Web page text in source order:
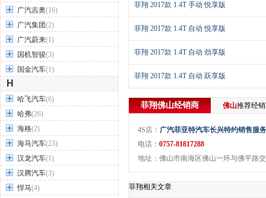
广汽吉奥(16)
广汽集团(2)
广汽蔚来(1)
国机智骏(3)
国金汽车(1)
H
哈飞汽车(6)
哈弗(26)
海格(2)
海马汽车(23)
汉龙汽车(1)
汉腾汽车(3)
悍马(4)
菲翔 2017款 1.4T 手动 悦享版
菲翔 2017款 1.4T 自动 悦享版
菲翔 2017款 1.4T 自动 劲享版
菲翔 2017款 1.4T 自动 跃享版
菲翔佛山经销商 佛山推荐经
4S店： 广汽菲亚特汽车长兴特约销售服
电话： 0757-81817288
地址：佛山市南海区佛山一环与佛平路
菲翔相关文章